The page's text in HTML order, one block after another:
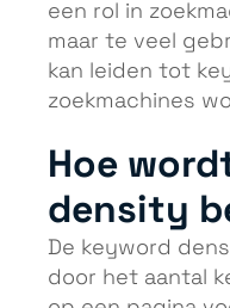
een rol in
maar te veel
kan leiden tot
zoekmachines
Hoe
density
De keyword
door het aantal